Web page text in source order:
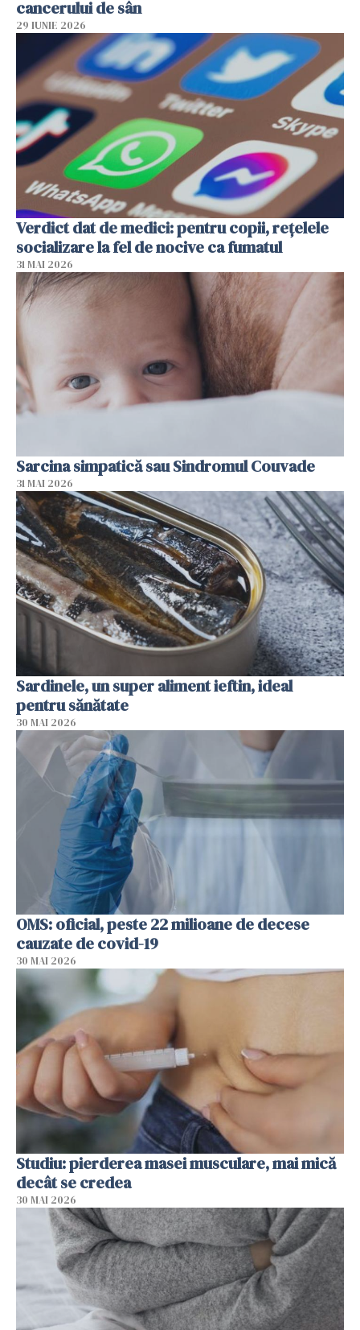
cancerului de sân
29 IUNIE 2026
Verdict dat de medici: pentru copii, rețelele
socializare la fel de nocive ca fumatul
31 MAI 2026
Sarcina simpatică sau Sindromul Couvade
31 MAI 2026
Sardinele, un super aliment ieftin, ideal
pentru sănătate
30 MAI 2026
OMS: oficial, peste 22 milioane de decese
cauzate de covid-19
30 MAI 2026
Studiu: pierderea masei musculare, mai mică
decât se credea
30 MAI 2026